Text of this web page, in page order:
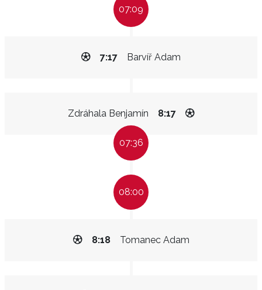
07:09
Barvíř Adam
7:17
Zdráhala Benjamín 8:17
07:36
08:00
Tomanec Adam
8:18